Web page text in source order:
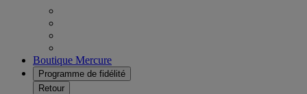
Boutique Mercure
Programme de fidélité
Retour